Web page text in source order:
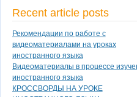
Recent article posts
Рекомендации по работе с
видеоматериалами на уроках
иностранного языка
Видеоматериалы в процессе
иностранного языка
КРОССВОРДЫ НА УРОКЕ